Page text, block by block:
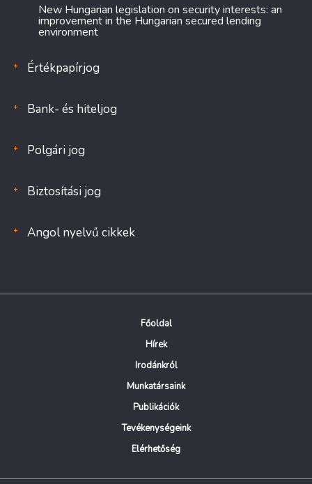
New Hungarian legislation on security interests: an
improvement in the Hungarian secured lending
environment
Értékpapírjog
Bank- és hiteljog
Polgári jog
Biztosítási jog
Angol nyelvű cikkek
Főoldal
Hírek
Irodánkról
Munkatársaink
Publikációk
Tevékenységeink
Elérhetőség